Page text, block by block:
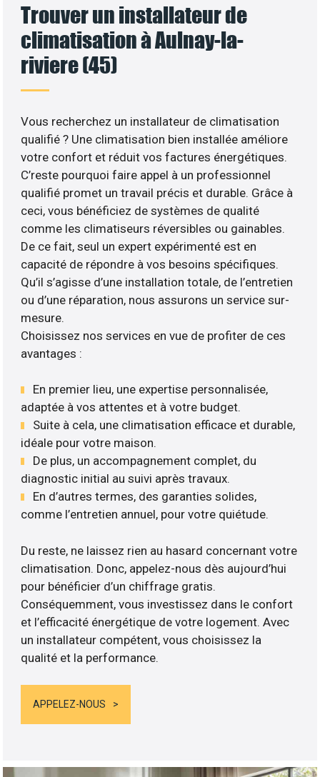
Trouver un installateur de
climatisation à Aulnay-la-
riviere (45)
Vous recherchez un installateur de climatisation
qualifié ? Une climatisation bien installée améliore
votre confort et réduit vos factures énergétiques.
C’reste pourquoi faire appel à un professionnel
qualifié promet un travail précis et durable. Grâce à
ceci, vous bénéficiez de systèmes de qualité
comme les climatiseurs réversibles ou gainables.
De ce fait, seul un expert expérimenté est en
capacité de répondre à vos besoins spécifiques.
Qu’il s’agisse d’une installation totale, de l’entretien
ou d’une réparation, nous assurons un service sur-
mesure.
Choisissez nos services en vue de profiter de ces
avantages :
En premier lieu, une expertise personnalisée,
adaptée à vos attentes et à votre budget.
Suite à cela, une climatisation efficace et durable,
idéale pour votre maison.
De plus, un accompagnement complet, du
diagnostic initial au suivi après travaux.
En d’autres termes, des garanties solides,
comme l’entretien annuel, pour votre quiétude.
Du reste, ne laissez rien au hasard concernant votre
climatisation. Donc, appelez-nous dès aujourd’hui
pour bénéficier d’un chiffrage gratis.
Conséquemment, vous investissez dans le confort
et l’efficacité énergétique de votre logement. Avec
un installateur compétent, vous choisissez la
qualité et la performance.
APPELEZ-NOUS